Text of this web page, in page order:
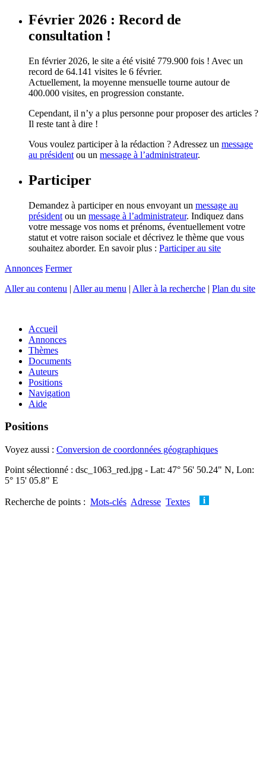
Février 2026 : Record de
consultation !
En février 2026, le site a été visité 779.900 fois ! Avec un
record de 64.141 visites le 6 février.
Actuellement, la moyenne mensuelle tourne autour de
400.000 visites, en progression constante.
Cependant, il n’y a plus personne pour proposer des articles ?
Il reste tant à dire !
Vous voulez participer à la rédaction ? Adressez un message
au président ou un message à l’administrateur.
Participer
Demandez à participer en nous envoyant un message au
président ou un message à l’administrateur. Indiquez dans
votre message vos noms et prénoms, éventuellement votre
statut et votre raison sociale et décrivez le thème que vous
souhaitez aborder. En savoir plus : Participer au site
Annonces Fermer
Aller au contenu | Aller au menu | Aller à la recherche | Plan du site
Accueil
Annonces
Thèmes
Documents
Auteurs
Positions
Navigation
Aide
Positions
Voyez aussi : Conversion de coordonnées géographiques
Point sélectionné : dsc_1063_red.jpg - Lat: 47° 56' 50.24" N, Lon:
5° 15' 05.8" E
Recherche de points : Mots-clés Adresse Textes